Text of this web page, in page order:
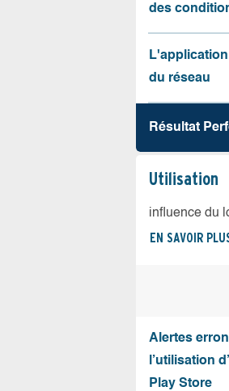
des
du réseau
Résultat
Utilisation
influence du
EN SAVOIR
Alertes
l’utilisation
Play Store